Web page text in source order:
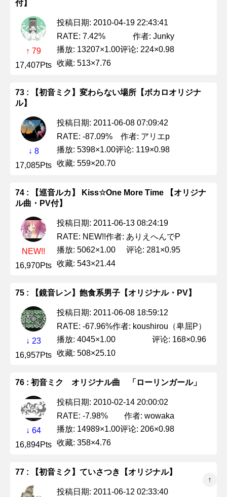
付】
↑ 79
17,407Pts
投稿日期: 2010-04-19 22:43:41
RATE: 7.42%
作者: Junky
播放: 13207×1.00评论: 224×0.98
收藏: 513×7.76
73 : 【初音ミク】変わらない場所【ボカロオリジナ
ル】
↓ 8
17,085Pts
投稿日期: 2011-06-08 07:09:42
RATE: -87.09%
作者: アリエp
播放: 5398×1.00评论: 119×0.98
收藏: 559×20.70
74 : 【巡音ルカ】 Kiss☆One More Time 【オリジナ
ル曲・PV付】
NEW!!
16,970Pts
投稿日期: 2011-06-13 08:24:19
RATE: NEW!!作者: ありえへんでP
播放: 5062×1.00
评论: 281×0.95
收藏: 543×21.44
75 : 【鏡音レン】飽食系男子【オリジナル・PV】
↓ 23
16,957Pts
投稿日期: 2011-06-08 18:59:12
RATE: -67.96%作者: koushirou（卑屈P）
播放: 4045×1.00
评论: 168×0.96
收藏: 508×25.10
76 : 初音ミク オリジナル曲 「ローリンガール」
↓ 64
16,894Pts
投稿日期: 2010-02-14 20:00:02
RATE: -7.98%
作者: wowaka
播放: 14989×1.00评论: 206×0.98
收藏: 358×4.76
77 : 【初音ミク】ていさつき【オリジナル】
投稿日期: 2011-06-12 02:33:40
↑